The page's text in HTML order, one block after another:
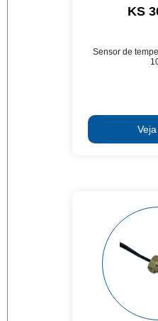
KS
Sensor de